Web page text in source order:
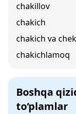
chakillov
chakich
chakich va
chakichlamoq
Boshqa
to‘plamlar